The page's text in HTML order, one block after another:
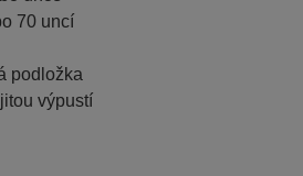
70 uncí
podložka
výpustí